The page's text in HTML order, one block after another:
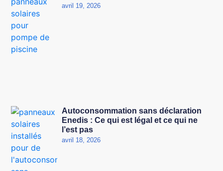
avril 19, 2026
Autoconsommation sans déclaration
Enedis : Ce qui est légal et ce qui ne
l’est pas
avril 18, 2026